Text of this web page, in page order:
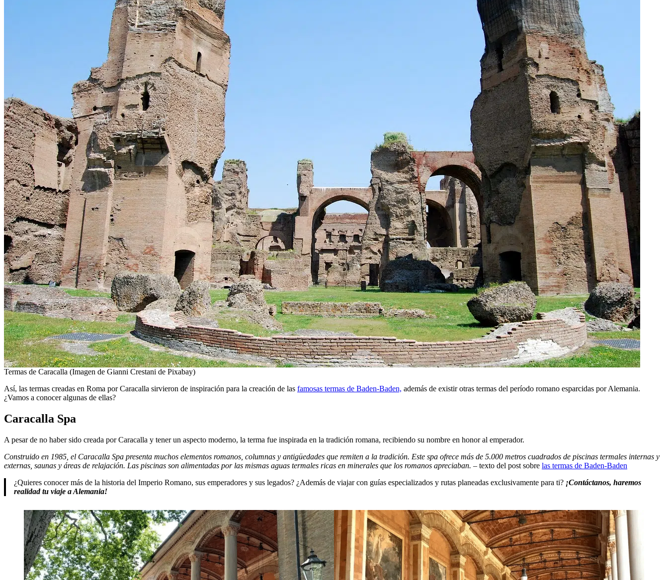
Termas de Caracalla (Imagen de Gianni Crestani de Pixabay)
Así, las termas creadas en Roma por Caracalla sirvieron de inspiración para la creación de las famosas termas de Baden-Baden, además de existir otras termas del período romano esparcidas por Alemania.
¿Vamos a conocer algunas de ellas?
Caracalla Spa
A pesar de no haber sido creada por Caracalla y tener un aspecto moderno, la terma fue inspirada en la tradición romana, recibiendo su nombre en honor al emperador.
Construido en 1985, el Caracalla Spa presenta muchos elementos romanos, columnas y antigüedades que remiten a la tradición. Este spa ofrece más de 5.000 metros cuadrados de piscinas termales internas y
externas, saunas y áreas de relajación. Las piscinas son alimentadas por las mismas aguas termales ricas en minerales que los romanos apreciaban. – texto del post sobre las termas de Baden-Baden
¿Quieres conocer más de la historia del Imperio Romano, sus emperadores y sus legados? ¿Además de viajar con guías especializados y rutas planeadas exclusivamente para ti? ¡Contáctanos, haremos
realidad tu viaje a Alemania!